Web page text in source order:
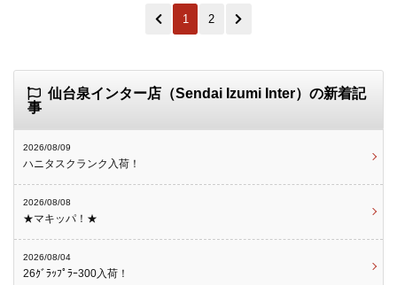
1 2
仙台泉インター店（Sendai Izumi Inter）の新着記
事
2026/08/09
ハニタスクランク入荷！
2026/08/08
★マキッパ！★
2026/08/04
26ｸﾞﾗｯﾌﾟﾗｰ300入荷！